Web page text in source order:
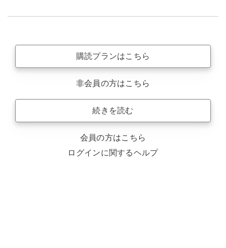
購読プランはこちら
非会員の方はこちら
続きを読む
会員の方はこちら
ログインに関するヘルプ